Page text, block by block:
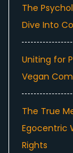
The
Dive Into
Uniting for
Vegan
The True
Egocentric
Rights